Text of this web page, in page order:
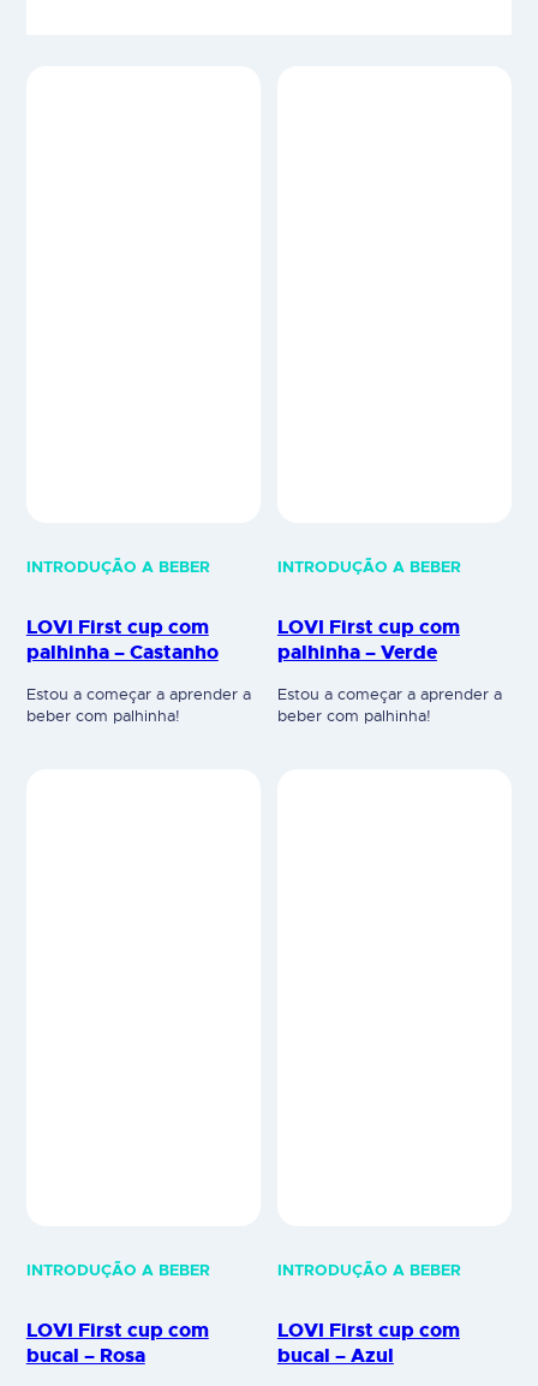
INTRODUÇÃO A BEBER
LOVI First cup com
palhinha – Castanho
Estou a começar a aprender a
beber com palhinha!
INTRODUÇÃO A BEBER
LOVI First cup com
palhinha – Verde
Estou a começar a aprender a
beber com palhinha!
INTRODUÇÃO A BEBER
LOVI First cup com
bucal – Rosa
INTRODUÇÃO A BEBER
LOVI First cup com
bucal – Azul